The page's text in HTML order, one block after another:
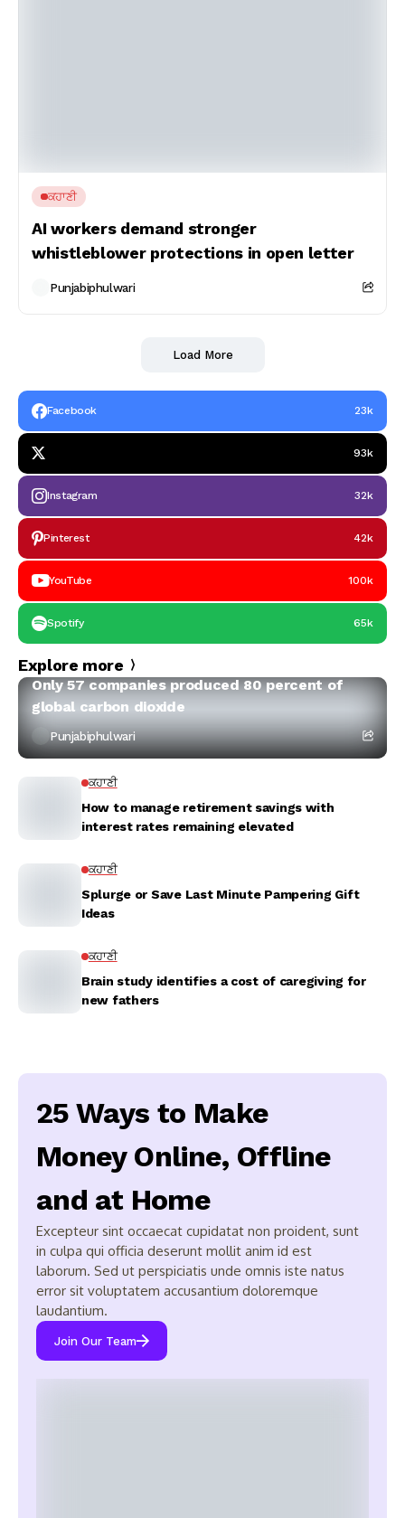
ਕਹਾਣੀ
AI workers demand stronger
whistleblower protections in open letter
Punjabiphulwari
Load More
Facebook 23k
93k
Instagram 32k
Pinterest 42k
YouTube 100k
Spotify 65k
Explore more
Only 57 companies produced 80 percent of
global carbon dioxide
Punjabiphulwari
ਕਹਾਣੀ
How to manage retirement savings with
interest rates remaining elevated
ਕਹਾਣੀ
Splurge or Save Last Minute Pampering Gift
Ideas
ਕਹਾਣੀ
Brain study identifies a cost of caregiving for
new fathers
25 Ways to Make
Money Online, Offline
and at Home
Excepteur sint occaecat cupidatat non proident, sunt
in culpa qui officia deserunt mollit anim id est
laborum. Sed ut perspiciatis unde omnis iste natus
error sit voluptatem accusantium doloremque
laudantium.
Join Our Team